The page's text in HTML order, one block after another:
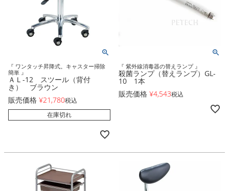
『 ワンタッチ昇降式。キャスター掃除
簡単 』
ＡＬ-12 スツール（背付
き） ブラウン
販売価格 ¥21,780税込
在庫切れ
『 紫外線消毒器の替えランプ 』
殺菌ランプ（替えランプ）GL-
10 1本
販売価格 ¥4,543税込